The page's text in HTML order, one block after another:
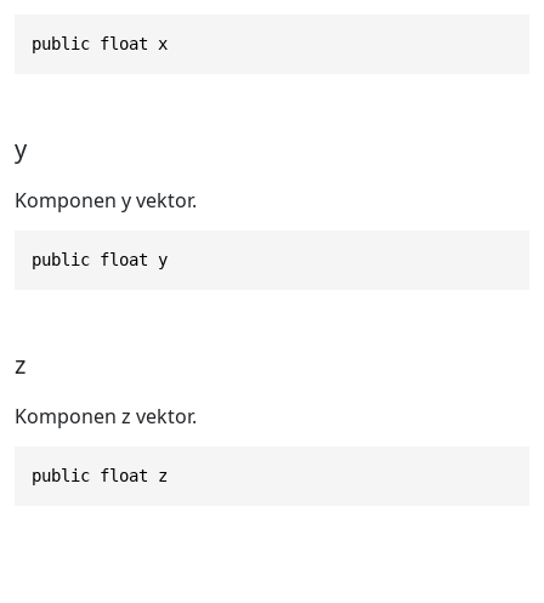
public float x
y
Komponen y vektor.
public float y
z
Komponen z vektor.
public float z